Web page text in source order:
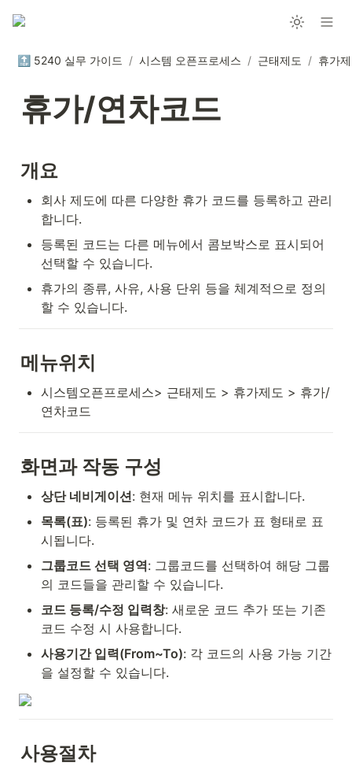
🔝 5240 실무 가이드 / 시스템 오픈프로세스 / 근태제도 / 휴가
휴가/연차코드
개요
회사 제도에 따른 다양한 휴가 코드를 등록하고 관리
합니다.
등록된 코드는 다른 메뉴에서 콤보박스로 표시되어
선택할 수 있습니다.
휴가의 종류, 사유, 사용 단위 등을 체계적으로 정의
할 수 있습니다.
메뉴위치
시스템오픈프로세스> 근태제도 > 휴가제도 > 휴가/
연차코드
화면과 작동 구성
상단 네비게이션: 현재 메뉴 위치를 표시합니다.
목록(표): 등록된 휴가 및 연차 코드가 표 형태로 표
시됩니다.
그룹코드 선택 영역: 그룹코드를 선택하여 해당 그룹
의 코드들을 관리할 수 있습니다.
코드 등록/수정 입력창: 새로운 코드 추가 또는 기존
코드 수정 시 사용합니다.
사용기간 입력(From~To): 각 코드의 사용 가능 기간
을 설정할 수 있습니다.
사용절차